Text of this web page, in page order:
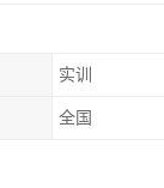
实训
全国